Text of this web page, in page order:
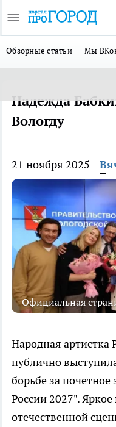
Обзорные статьи Мы
Надежда
Вологду
21 ноября 2025
Официальная
Народная артистка
публично
борьбе за
России 2027".
отечественной